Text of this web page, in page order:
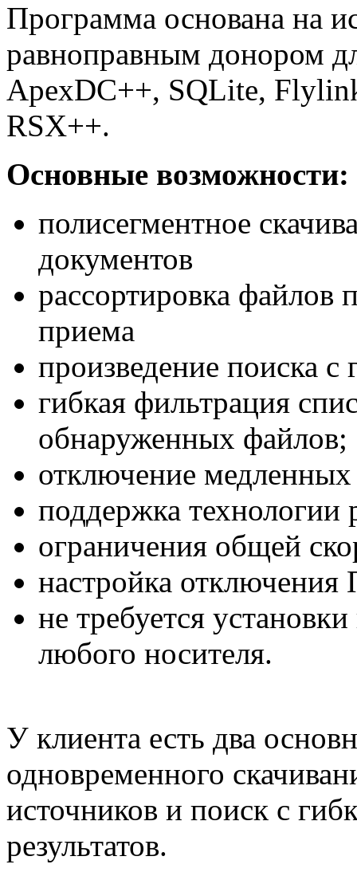
Программа основана на
равноправным донором
ApexDC++, SQLite,
RSX++.
Основные возможности:
полисегментное
документов
рассортировка файлов
приема
произведение поиска с
гибкая фильтрация
обнаруженных файлов;
отключение медленных
поддержка технологии
ограничения общей
настройка отключения
не требуется
любого носителя.
У клиента есть два
одновременного
источников и поиск с
результатов.